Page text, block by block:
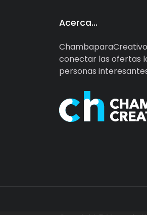
Acerca…
conectar las ofertas
personas